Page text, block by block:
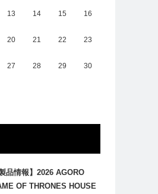
13 14 15 16
20 21 22 23
27 28 29 30
製品情報】2026 AGORO
OF THRONES HOUSE